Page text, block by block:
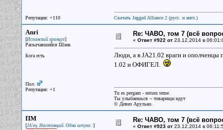
Репутация: +110 Скачать Jagged Alliance 2 (русс. и англ.)
Anri
[Испанский хранцуз]
Раскачавшийся Шэнк
Бога есть
Пол:
Репутация: +1
Re: ЧАВО, том 7 (всё
« Ответ #922 от23.12.2014 в
Люди, а в JA21.02 враги и ополченцы
1.02 и ОФИГЕЛ.
Tu es pergam - entum teme.
Ты улыбаешься -- товарищи идут
© Девиз Арулько.
ПМ
[JA'ец. Настоящий. Одна штука :]
Re: ЧАВО, том 7 (всё
« Ответ #923 от23.12.2014 в